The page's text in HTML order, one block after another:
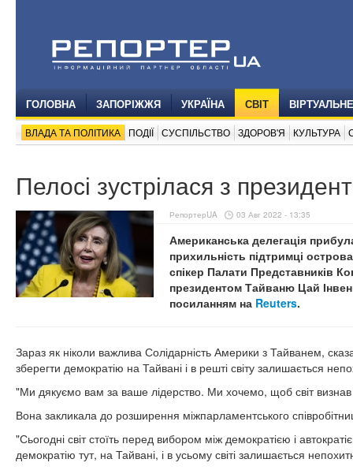
ГОЛОВНА ЗАПОРІЖЖЯ УКРАЇНА СВІТ
ВЛАДА ТА ПОЛІТИКА ПОДІЇ СУСПІЛЬСТВО ЗДОРОВ'Я КУЛЬТУРА
Пелосі зустрілася з
РепортерUA 03 Авг 2022 - 13:35
Американська делегація
прихильність підтримці
спікер Палати Представників
президентом Тайваню Цай
посиланням на Reuters.
Зараз як ніколи важлива Солідарність Америки з Тайванем,
зберегти демократію на Тайвані і в решті світу залишається
"Ми дякуємо вам за ваше лідерство. Ми хочемо, щоб світ
Вона закликала до розширення міжпарламентського
"Сьогодні світ стоїть перед вибором між демократією і
демократію тут, на Тайвані, і в усьому світі залишається